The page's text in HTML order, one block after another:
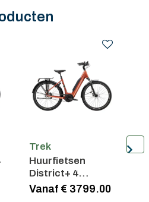
Trek
Huurfietsen
District+ 4
Lowstep
Vanaf € 3799.00